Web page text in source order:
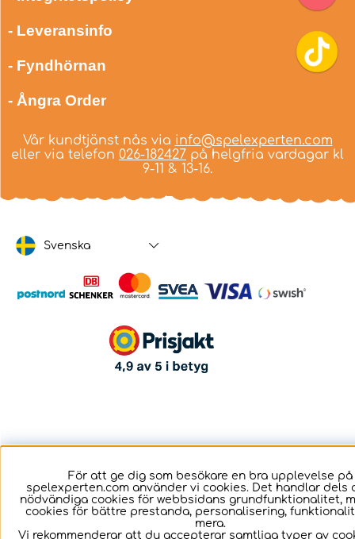
- Leveransinfo
- Fyndhörnan
- Ångra Order
Vår kundtjänst nås via info@spelexperten.com
eller via telefon 026-182427 på helgfria vardagar kl
9-11 & 13-16.
Svenska
För att ge dig som besökare en bra upplevelse på
spelexperten.com använder vi cookies. Det handlar dels
nödvändiga cookies för webbsidans grundfunktionalitet,
cookies för bättre prestanda, personalisering,
mera.
Vi rekommenderar att du accepterar samtliga typer av